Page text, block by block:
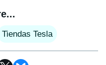
Tiendas Tesla